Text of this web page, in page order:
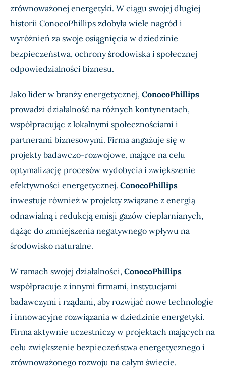
zrównoważonej energetyki. W ciągu swojej długiej
historii ConocoPhillips zdobyła wiele nagród i
wyróżnień za swoje osiągnięcia w dziedzinie
bezpieczeństwa, ochrony środowiska i społecznej
odpowiedzialności biznesu.
Jako lider w branży energetycznej, ConocoPhillips
prowadzi działalność na różnych kontynentach,
współpracując z lokalnymi społecznościami i
partnerami biznesowymi. Firma angażuje się w
projekty badawczo-rozwojowe, mające na celu
optymalizację procesów wydobycia i zwiększenie
efektywności energetycznej. ConocoPhillips
inwestuje również w projekty związane z energią
odnawialną i redukcją emisji gazów cieplarnianych,
dążąc do zmniejszenia negatywnego wpływu na
środowisko naturalne.
W ramach swojej działalności, ConocoPhillips
współpracuje z innymi firmami, instytucjami
badawczymi i rządami, aby rozwijać nowe technologie
i innowacyjne rozwiązania w dziedzinie energetyki.
Firma aktywnie uczestniczy w projektach mających na
celu zwiększenie bezpieczeństwa energetycznego i
zrównoważonego rozwoju na całym świecie.